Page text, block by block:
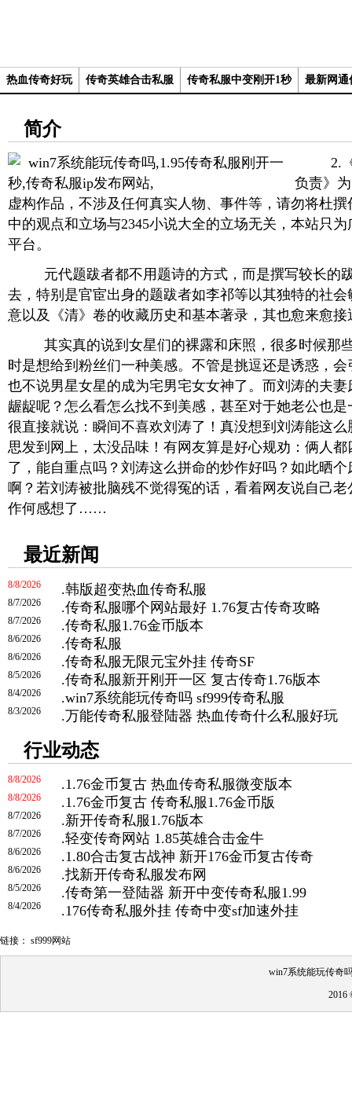
热血传奇好玩 传奇英雄合击私服 传奇私服中变刚开1秒 最新网通
简介
2.《
负责》
虚构作品，不涉及任何真实人物、事件等，请勿将杜
中的观点和立场与2345小说大全的立场无关，本站只
平台。
元代题跋者都不用题诗的方式，而是撰写较长的
去，特别是官宦出身的题跋者如李祁等以其独特的社
意以及《清》卷的收藏历史和基本著录，其也愈来愈
其实真的说到女星们的裸露和床照，很多时候那
时是想给到粉丝们一种美感。不管是挑逗还是诱惑，
也不说男星女星的成为宅男宅女女神了。而刘涛的夫
龌龊呢？怎么看怎么找不到美感，甚至对于她老公也
很直接就说：瞬间不喜欢刘涛了！真没想到刘涛能这
思发到网上，太没品味！有网友算是好心规劝：俩人
了，能自重点吗？刘涛这么拼命的炒作好吗？如此晒
啊？若刘涛被批脑残不觉得冤的话，看着网友说自己
作何感想了……
最近新闻
.韩版超变热血传奇私服
8/8/2026
.传奇私服哪个网站最好 1.76复古传奇攻略
8/7/2026
.传奇私服1.76金币版本
8/7/2026
.传奇私服
8/6/2026
.传奇私服无限元宝外挂 传奇SF
8/6/2026
.传奇私服新开刚开一区 复古传奇1.76版本
8/5/2026
.win7系统能玩传奇吗 sf999传奇私服
8/4/2026
.万能传奇私服登陆器 热血传奇什么私服好玩
8/3/2026
行业动态
.1.76金币复古 热血传奇私服微变版本
8/8/2026
.1.76金币复古 传奇私服1.76金币版
8/8/2026
.新开传奇私服1.76版本
8/7/2026
.轻变传奇网站 1.85英雄合击金牛
8/7/2026
.1.80合击复古战神 新开176金币复古传奇
8/6/2026
.找新开传奇私服发布网
8/6/2026
.传奇第一登陆器 新开中变传奇私服1.99
8/5/2026
.176传奇私服外挂 传奇中变sf加速外挂
8/4/2026
链接： sf999网站
win7系统能玩传奇
2016